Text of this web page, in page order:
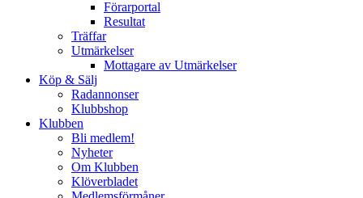
Förarportal
Resultat
Träffar
Utmärkelser
Mottagare av Utmärkelser
Köp & Sälj
Radannonser
Klubbshop
Klubben
Bli medlem!
Nyheter
Om Klubben
Klöverbladet